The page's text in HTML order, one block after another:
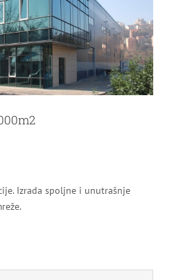
Izrada spoljne i unutrašnje